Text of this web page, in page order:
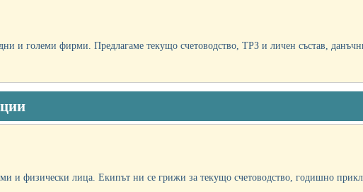
и големи фирми. Предлагаме текущо счетоводство, ТРЗ и личен състав,
и физически лица. Екипът ни се грижи за текущо счетоводство, годишно